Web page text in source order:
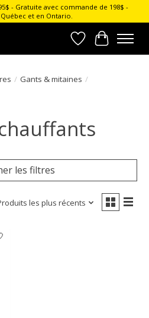
- Gratuite avec commande de 198$ -
et en Ontario.
Liste dePanier
/ Gants & mitaines /
les filtres
les plus récents